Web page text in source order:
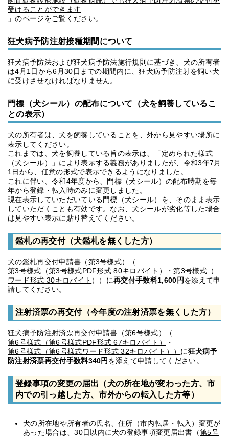
受けることができます
」のページをご覧ください。
狂犬病予防注射接種期間について
狂犬病予防法および狂犬病予防法施行規則に基づき、犬の所有者
は4月1日から6月30日までの期間内に、狂犬病予防注射を飼い犬
に受けさせなければなりません。
門標（犬シール）の配布について（犬を飼養しているこ
との表示）
犬の所有者は、犬を飼養していることを、外から見やすい場所に
表示してください。
これまでは、犬を飼養している旨の表示は、「定められた様式
（犬シール）」により表示する義務がありましたが、令和3年7月
1日から、任意の形式で表示できるようになりました。
これに伴い、令和4年度から、門標（犬シール）の配布時期を毎
年から登録・転入時のみに変更しました。
現在表示していただいている門標（犬シール）を、そのまま表示
していただくことも有効です。なお、犬シールが劣化等した場合
は見やすい表示に貼り替えてください。
鑑札の再交付（犬鑑札を無くした方）
犬の鑑札再交付申請書（第3号様式）（
第3号様式（第3号様式PDF形式 80キロバイト）
・第3号様式（
ワード形式 30キロバイト ））に再交付手数料1,600円を添えて申
請してください。
注射済票の再交付（今年度の注射済票を無くした方）
狂犬病予防注射済票再交付申請書（第6号様式）（
第6号様式（第6号様式PDF形式 67キロバイト）
・
第6号様式（第6号様式ワード形式 32キロバイト）） に狂犬病予
防注射済票再交付手数料340円 を添えて申請してください。
登録事項の変更の届出（犬の所在地が変わった方、市
内での引っ越した方、市外からの転入した方等）
犬の所在地や所有者の氏名、住所（市内転居・転入）変更が
あった場合は、30日以内に犬の登録事項変更届出書（第5号